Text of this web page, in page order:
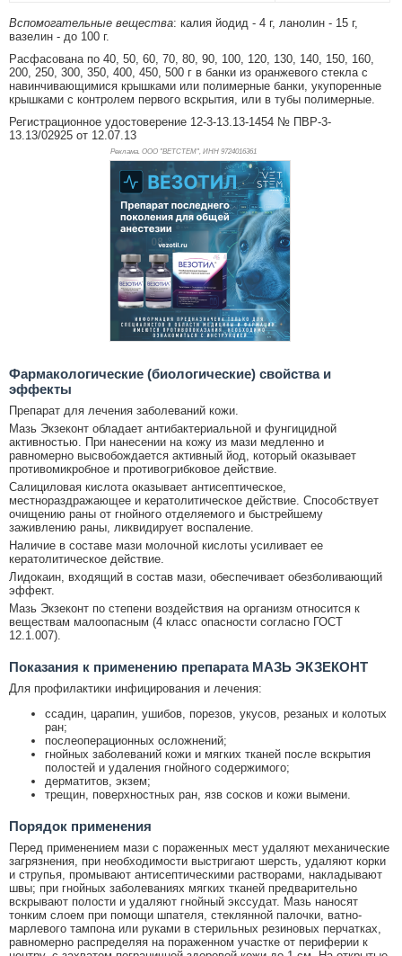
Вспомогательные вещества: калия йодид - 4 г, ланолин - 15 г,
вазелин - до 100 г.
Расфасована по 40, 50, 60, 70, 80, 90, 100, 120, 130, 140, 150, 160,
200, 250, 300, 350, 400, 450, 500 г в банки из оранжевого стекла с
навинчивающимися крышками или полимерные банки, укупоренные
крышками с контролем первого вскрытия, или в тубы полимерные.
Регистрационное удостоверение 12-3-13.13-1454 № ПВР-3-
13.13/02925 от 12.07.13
Реклама. ООО "ВЕТСТЕМ", ИНН 9724016361
Фармакологические (биологические) свойства и
эффекты
Препарат для лечения заболеваний кожи.
Мазь Экзеконт обладает антибактериальной и фунгицидной
активностью. При нанесении на кожу из мази медленно и
равномерно высвобождается активный йод, который оказывает
противомикробное и противогрибковое действие.
Салициловая кислота оказывает антисептическое,
местнораздражающее и кератолитическое действие. Способствует
очищению раны от гнойного отделяемого и быстрейшему
заживлению раны, ликвидирует воспаление.
Наличие в составе мази молочной кислоты усиливает ее
кератолитическое действие.
Лидокаин, входящий в состав мази, обеспечивает обезболивающий
эффект.
Мазь Экзеконт по степени воздействия на организм относится к
веществам малоопасным (4 класс опасности согласно ГОСТ
12.1.007).
Показания к применению препарата МАЗЬ ЭКЗЕКОНТ
Для профилактики инфицирования и лечения:
ссадин, царапин, ушибов, порезов, укусов, резаных и колотых
ран;
послеоперационных осложнений;
гнойных заболеваний кожи и мягких тканей после вскрытия
полостей и удаления гнойного содержимого;
дерматитов, экзем;
трещин, поверхностных ран, язв сосков и кожи вымени.
Порядок применения
Перед применением мази с пораженных мест удаляют механические
загрязнения, при необходимости выстригают шерсть, удаляют корки
и струпья, промывают антисептическими растворами, накладывают
швы; при гнойных заболеваниях мягких тканей предварительно
вскрывают полости и удаляют гнойный экссудат. Мазь наносят
тонким слоем при помощи шпателя, стеклянной палочки, ватно-
марлевого тампона или руками в стерильных резиновых перчатках,
равномерно распределяя на пораженном участке от периферии к